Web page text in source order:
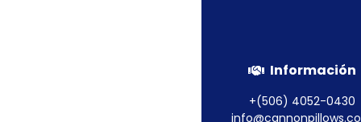
Información
+(506) 4052-0430